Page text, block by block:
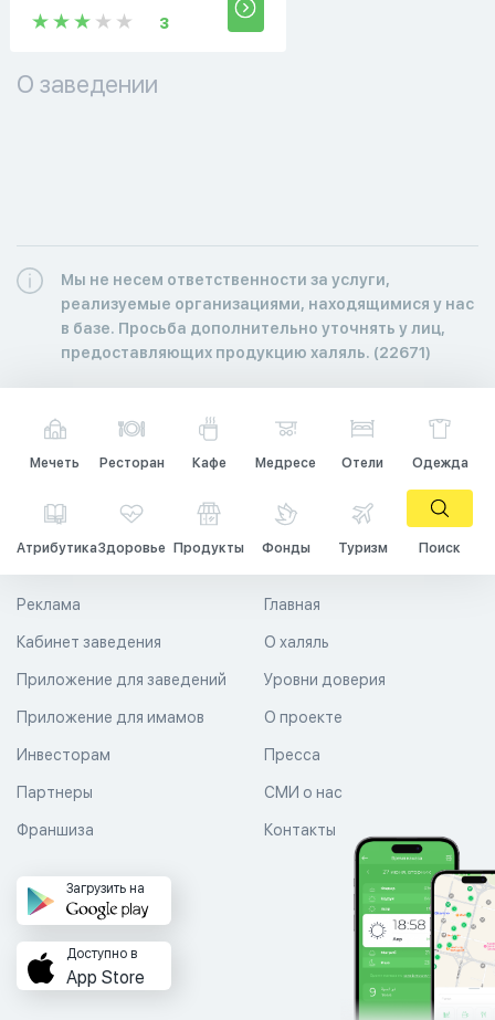
3
О заведении
Мы не несем ответственности за услуги,
реализуемые организациями, находящимися у нас
в базе. Просьба дополнительно уточнять у лиц,
предоставляющих продукцию халяль. (22671)
Мечеть Ресторан Кафе Медресе Отели Одежда
АтрибутикаЗдоровье Продукты Фонды Туризм Поиск
Главная
О халяль
Уровни доверия
Реклама
Кабинет заведения
Приложение для заведений
Приложение для имамов О проекте
Пресса
СМИ о нас
Контакты
Инвесторам
Партнеры
Франшиза
Загрузить на
Доступно в
App Store